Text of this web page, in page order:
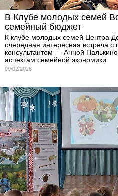
В Клубе молодых семей
семейный бюджет
К клубе молодых семей Центра
очередная интересная встреча
консультантом — Анной
аспектам семейной экономики.
09/02/2026